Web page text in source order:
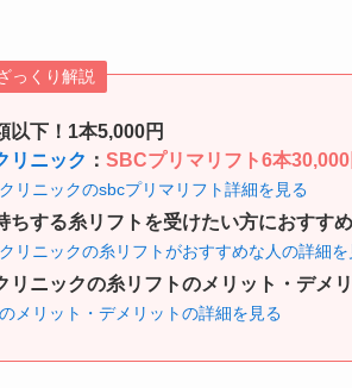
っくり解説
以下！1本5,000円
リニック ： SBCプリマリフト6本30,000
リニックのsbcプリマリフト詳細を見る
ちする糸リフトを受けたい方におすすめ
リニックの糸リフトがおすすめな人の詳細を
リニックの糸リフトのメリット・デメ
メリット・デメリットの詳細を見る